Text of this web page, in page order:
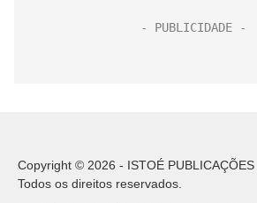
Copyright © 2026 - ISTOÉ PUBLICAÇÕES
Todos os direitos reservados.